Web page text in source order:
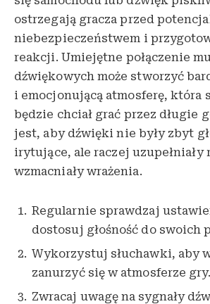
ostrzegają gracza przed
niebezpieczeństwem i
reakcji. Umiejętne połączenie
dźwiękowych może stworzyć
i emocjonującą atmosferę, która
będzie chciał grać przez długie
jest, aby dźwięki nie były zbyt
irytujące, ale raczej uzupełniały
wzmacniały wrażenia.
Regularnie sprawdzaj
dostosuj głośność do swoich
Wykorzystuj słuchawki, aby
zanurzyć się w atmosferze gry.
Zwracaj uwagę na sygnały